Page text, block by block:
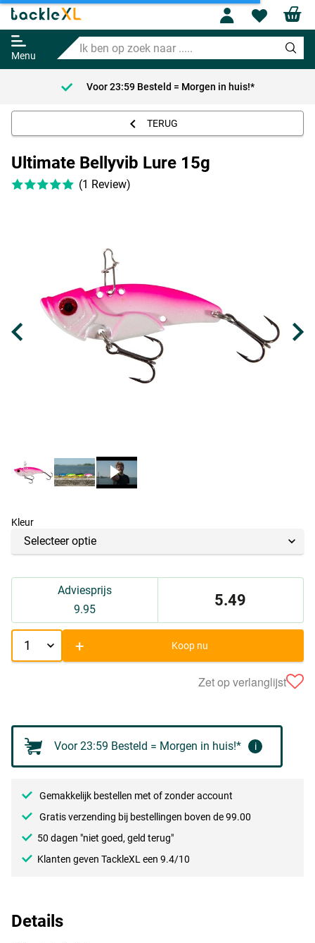
Menu
Ik
ben
op
zoek
naar
Profile
Ultimate Bellyvib Lure 15g
Adviesprijs
9.95
5.49
Voor 23:59 Besteld = Morgen in huis!*
TERUG
Ultimate Bellyvib Lure 15g
(1 Review)
Kleur
Adviesprijs
9.95
5.49
+ Koop nu
Zet op verlanglijst
Voor 23:59 Besteld = Morgen in huis!* i
Gemakkelijk bestellen met of zonder account
Gratis verzending bij bestellingen boven de 99.00
50 dagen "niet goed, geld terug"
Klanten geven TackleXL een 9.4/10
Details